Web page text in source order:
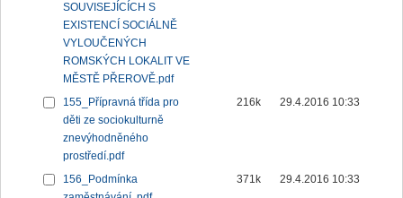
SOUVISEJÍCÍCH S
EXISTENCÍ SOCIÁLNĚ
VYLOUČENÝCH
ROMSKÝCH LOKALIT VE
MĚSTĚ PŘEROVĚ.pdf
155_Přípravná třída pro
děti ze sociokulturně
znevýhodněného
prostředí.pdf
216k 29.4.2016 10:33
156_Podmínka
371k 29.4.2016 10:33